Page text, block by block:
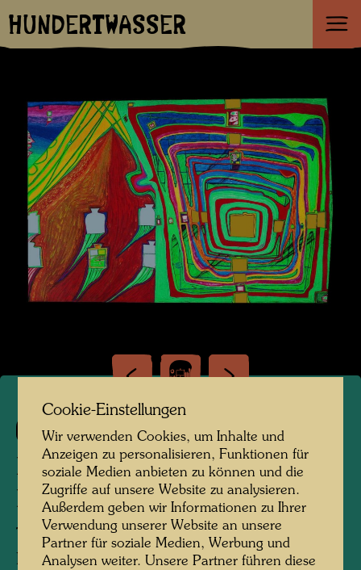
HUNDERTWASSER
600
DIE NACHBARN III -
EURASIEN
THE NEIGHBOURS III - EURASIA
LES VOISINS III - EURASIE
Cookie-Einstellungen
Wir verwenden Cookies, um Inhalte und
Anzeigen zu personalisieren, Funktionen für
soziale Medien anbieten zu können und die
Zugriffe auf unsere Website zu analysieren.
Außerdem geben wir Informationen zu Ihrer
Verwendung unserer Website an unsere
Partner für soziale Medien, Werbung und
Analysen weiter. Unsere Partner führen diese